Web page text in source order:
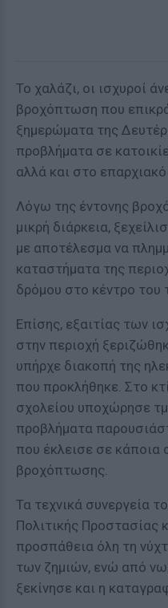
Το χαλάζι, οι ισχυροί
βροχόπτωση που
ξημερώματα της
προβλήματα σε
αλλά και στο
Λόγω της έντονης
μικρή διάρκεια,
με αποτέλεσμα να
καταστήματα της
δρόμου στο κέντρο του
Επίσης, εξαιτίας των
στην περιοχή
υπήρχε διακοπή της
που προκλήθηκε. Στο
σχολείου υποχώρησε
προβλήματα
που έκλεισε σε κάποια
βροχόπτωσης.
Τα τεχνικά συνεργεία
Πολιτικής Προστασίας
προσπάθεια όλη τη
των ζημιών, ενώ από
ξεκίνησε και η